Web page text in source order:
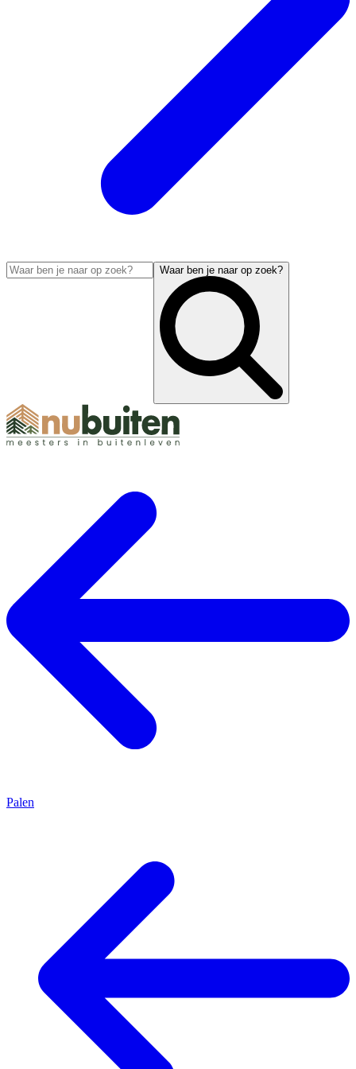
Waar ben je naar op zoek?
Palen